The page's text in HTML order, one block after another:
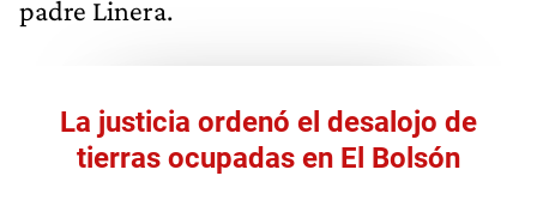
padre Linera.
La justicia ordenó el desalojo de
tierras ocupadas en El Bolsón